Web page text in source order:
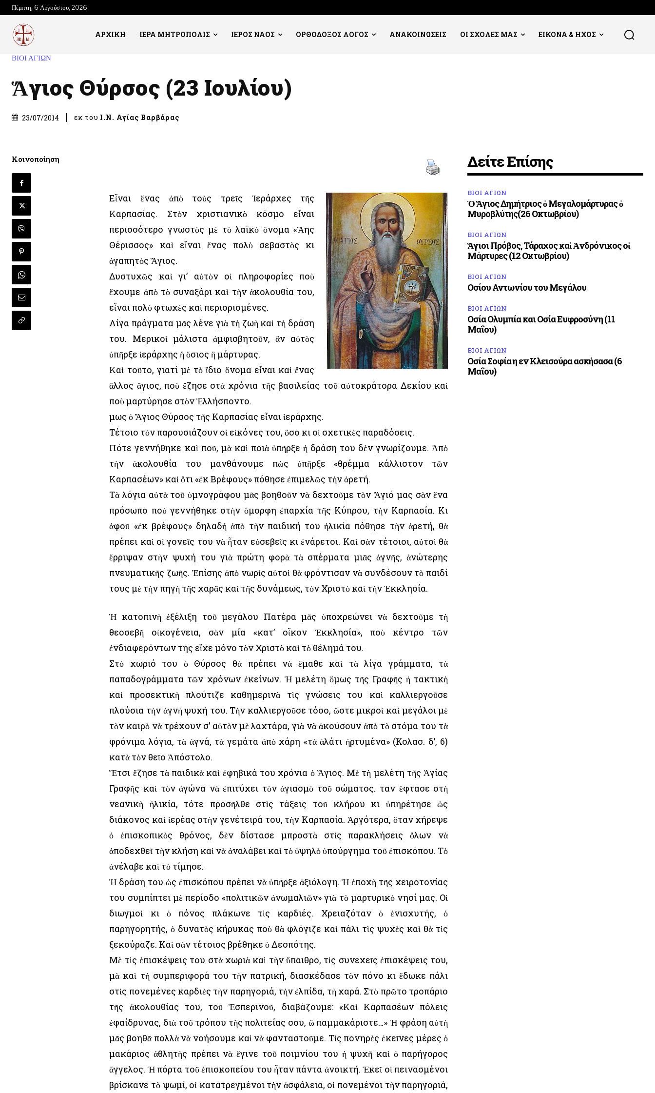
Πέμπτη, 6 Αυγούστου, 2026
ΑΡΧΙΚΗ ΙΕΡΑ ΜΗΤΡΟΠΟΛΙΣ ΙΕΡΟΣ ΝΑΟΣ ΟΡΘΟΔΟΞΟΣ ΛΟΓΟΣ ΑΝΑΚΟΙΝΩΣΕΙΣ ΟΙ ΣΧΟΛΕΣ ΜΑΣ ΕΙΚΟΝΑ & ΗΧΟΣ
ΒΙΟΙ ΑΓΙΩΝ
Ἅγιος Θύρσος (23 Ιουλίου)
23/07/2014 εκ του Ι.Ν. Αγίας Βαρβάρας
Κοινοποίηση
Εἶναι ἕνας ἀπὸ τοὺς τρεῖς Ἱεράρχες τῆς
Καρπασίας. Στὸν χριστιανικὸ κόσμο εἶναι
περισσότερο γνωστὸς μὲ τὸ λαϊκὸ ὄνομα «Ἅης
Θέρισσος» καὶ εἶναι ἕνας πολὺ σεβαστὸς κι
ἀγαπητὸς Ἅγιος.
Δυστυχῶς καὶ γι’ αὐτὸν οἱ πληροφορίες ποὺ
ἔχουμε ἀπὸ τὸ συναξάρι καὶ τὴν ἀκολουθία του,
εἶναι πολὺ φτωχὲς καὶ περιορισμένες.
Λίγα πράγματα μᾶς λένε γιὰ τὴ ζωὴ καὶ τὴ δράση
του. Μερικοὶ μάλιστα ἀμφισβητοῦν, ἂν αὐτὸς
ὑπῆρξε ἱεράρχης ἢ ὅσιος ἢ μάρτυρας.
Καὶ τοῦτο, γιατί μὲ τὸ ἴδιο ὄνομα εἶναι καὶ ἕνας
ἄλλος ἅγιος, ποὺ ἔζησε στὰ χρόνια τῆς βασιλείας τοῦ αὐτοκράτορα Δεκίου καὶ
ποὺ μαρτύρησε στὸν Ἑλλήσποντο.
Ὅμως ὁ Ἅγιος Θύρσος τῆς Καρπασίας εἶναι ἱεράρχης.
Τέτοιο τὸν παρουσιάζουν οἱ εἰκόνες του, ὅσο κι οἱ σχετικὲς παραδόσεις.
Πότε γεννήθηκε καὶ ποῦ, μὰ καὶ ποιὰ ὑπῆρξε ἡ δράση του δὲν γνωρίζουμε. Ἀπὸ
τὴν ἀκολουθία του μανθάνουμε πὼς ὑπῆρξε «θρέμμα κάλλιστον τῶν
Καρπασέων» καὶ ὅτι «ἐκ Βρέφους» πόθησε ἐπιμελῶς τὴν ἀρετή.
Τὰ λόγια αὐτὰ τοῦ ὑμνογράφου μᾶς βοηθοῦν νὰ δεχτοῦμε τὸν Ἅγιό μας σὰν ἕνα
πρόσωπο ποὺ γεννήθηκε στὴν ὄμορφη ἐπαρχία τῆς Κύπρου, τὴν Καρπασία. Κι
ἀφοῦ «ἐκ βρέφους» δηλαδὴ ἀπὸ τὴν παιδική του ἡλικία πόθησε τὴν ἀρετή, θὰ
πρέπει καὶ οἱ γονεῖς του νὰ ἦταν εὐσεβεῖς κι ἐνάρετοι. Καὶ σὰν τέτοιοι, αὐτοὶ θὰ
ἔρριψαν στὴν ψυχή του γιὰ πρώτη φορὰ τὰ σπέρματα μιᾶς ἁγνῆς, ἀνώτερης
πνευματικῆς ζωῆς. Ἐπίσης ἀπὸ νωρὶς αὐτοὶ θὰ φρόντισαν νὰ συνδέσουν τὸ παιδί
τους μὲ τὴν πηγὴ τῆς χαρᾶς καὶ τῆς δυνάμεως, τὸν Χριστὸ καὶ τὴν Ἐκκλησία.
Ἡ κατοπινὴ ἐξέλιξη τοῦ μεγάλου Πατέρα μᾶς ὑποχρεώνει νὰ δεχτοῦμε τὴ
θεοσεβῆ οἰκογένεια, σὰν μία «κατ’ οἶκον Ἐκκλησία», ποὺ κέντρο τῶν
ἐνδιαφερόντων της εἶχε μόνο τὸν Χριστὸ καὶ τὸ θέλημά του.
Στὸ χωριό του ὁ Θύρσος θὰ πρέπει νὰ ἔμαθε καὶ τὰ λίγα γράμματα, τὰ
παπαδογράμματα τῶν χρόνων ἐκείνων. Ἡ μελέτη ὅμως τῆς Γραφῆς ἡ τακτικὴ
καὶ προσεκτικὴ πλούτιζε καθημερινὰ τὶς γνώσεις του καὶ καλλιεργοῦσε
πλούσια τὴν ἁγνὴ ψυχή του. Τὴν καλλιεργοῦσε τόσο, ὥστε μικροὶ καὶ μεγάλοι μὲ
τὸν καιρὸ νὰ τρέχουν σ’ αὐτὸν μὲ λαχτάρα, γιὰ νὰ ἀκούσουν ἀπὸ τὸ στόμα του τὰ
φρόνιμα λόγια, τὰ ἁγνά, τὰ γεμάτα ἀπὸ χάρη «τὰ ἁλάτι ἠρτυμένα» (Κολασ. δ’, 6)
κατὰ τὸν θεῖο Ἀπόστολο.
Ἔτσι ἔζησε τὰ παιδικὰ καὶ ἐφηβικά του χρόνια ὁ Ἅγιος. Μὲ τὴ μελέτη τῆς Ἁγίας
Γραφῆς καὶ τὸν ἀγώνα νὰ ἐπιτύχει τὸν ἁγιασμὸ τοῦ σώματος. Ὅταν ἔφτασε στὴ
νεανικὴ ἡλικία, τότε προσῆλθε στὶς τάξεις τοῦ κλήρου κι ὑπηρέτησε ὡς
διάκονος καὶ ἱερέας στὴν γενέτειρά του, τὴν Καρπασία. Ἀργότερα, ὅταν χήρεψε
ὁ ἐπισκοπικὸς θρόνος, δὲν δίστασε μπροστὰ στὶς παρακλήσεις ὅλων νὰ
ἀποδεχθεῖ τὴν κλήση καὶ νὰ ἀναλάβει καὶ τὸ ὑψηλὸ ὑπούργημα τοῦ ἐπισκόπου. Τὸ
ἀνέλαβε καὶ τὸ τίμησε.
Ἡ δράση του ὡς ἐπισκόπου πρέπει νὰ ὑπῆρξε ἀξιόλογη. Ἡ ἐποχὴ τῆς χειροτονίας
του συμπίπτει μὲ περίοδο «πολιτικῶν ἀνωμαλιῶν» γιὰ τὸ μαρτυρικὸ νησί μας. Οἱ
διωγμοὶ κι ὁ πόνος πλάκωνε τὶς καρδιές. Χρειαζόταν ὁ ἐνισχυτής, ὁ
παρηγορητής, ὁ δυνατὸς κήρυκας ποὺ θὰ φλόγιζε καὶ πάλι τὶς ψυχὲς καὶ θὰ τὶς
ξεκούραζε. Καὶ σὰν τέτοιος βρέθηκε ὁ Δεσπότης.
Μὲ τὶς ἐπισκέψεις του στὰ χωριὰ καὶ τὴν ὕπαιθρο, τὶς συνεχεῖς ἐπισκέψεις του,
μὰ καὶ τὴ συμπεριφορά του τὴν πατρική, διασκέδασε τὸν πόνο κι ἔδωκε πάλι
στὶς πονεμένες καρδιὲς τὴν παρηγοριά, τὴν ἐλπίδα, τὴ χαρά. Στὸ πρῶτο τροπάριο
τῆς ἀκολουθίας του, τοῦ Ἑσπερινοῦ, διαβάζουμε: «Καὶ Καρπασέων πόλεις
ἐφαίδρυνας, διὰ τοῦ τρόπου τῆς πολιτείας σου, ὢ παμμακάριστε…» Ἡ φράση αὐτὴ
μᾶς βοηθᾶ πολλὰ νὰ νοήσουμε καὶ νὰ φανταστοῦμε. Τὶς πονηρὲς ἐκεῖνες μέρες ὁ
μακάριος ἀθλητὴς πρέπει νὰ ἔγινε τοῦ ποιμνίου του ἡ ψυχῆ καὶ ὁ παρήγορος
ἄγγελος. Ἡ πόρτα τοῦ ἐπισκοπείου του ἦταν πάντα ἀνοικτή. Ἐκεῖ οἱ πεινασμένοι
βρίσκανε τὸ ψωμί, οἱ κατατρεγμένοι τὴν ἀσφάλεια, οἱ πονεμένοι τὴν παρηγοριά,
Δείτε Επίσης
ΒΙΟΙ ΑΓΙΩΝ
Ὁ Ἅγιος Δημήτριος ὁ Μεγαλομάρτυρας ὁ
Μυροβλύτης(26 Οκτωβρίου)
ΒΙΟΙ ΑΓΙΩΝ
Ἅγιοι Πρόβος, Τάραχος καὶ Ἀνδρόνικος οἱ
Μάρτυρες (12 Οκτωβρίου)
ΒΙΟΙ ΑΓΙΩΝ
Οσίου Αντωνίου του Μεγάλου
ΒΙΟΙ ΑΓΙΩΝ
Οσία Ολυμπία και Οσία Ευφροσύνη (11
Μαΐου)
ΒΙΟΙ ΑΓΙΩΝ
Οσία Σοφία η εν Κλεισούρα ασκήσασα (6
Μαΐου)